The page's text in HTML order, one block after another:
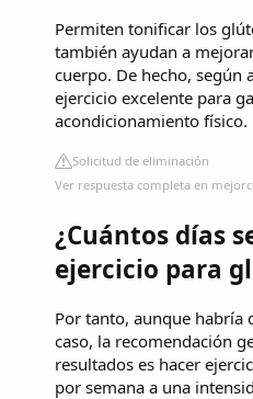
Permiten tonificar los
también ayudan a
cuerpo. De hecho, según
ejercicio excelente para
acondicionamiento físico.
Solicitud de eliminación
Ver respuesta completa en
¿Cuántos días
ejercicio para
Por tanto, aunque habría
caso, la recomendación
resultados es hacer
por semana a una